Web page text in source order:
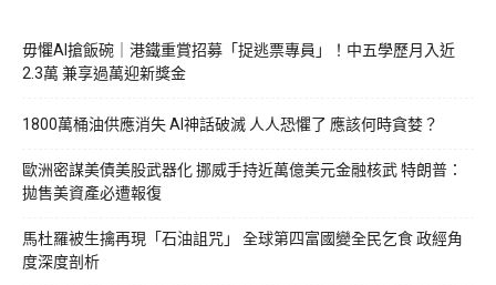
毋懼AI搶飯碗｜港鐵重賞招募「捉逃票專員」！中五學歷月入近
2.3萬 兼享過萬迎新獎金
1800萬桶油供應消失 AI神話破滅 人人恐懼了 應該何時貪婪？
歐洲密謀美債美股武器化 挪威手持近萬億美元金融核武 特朗普：
拋售美資產必遭報復
馬杜羅被生擒再現「石油詛咒」 全球第四富國變全民乞食 政經角
度深度剖析